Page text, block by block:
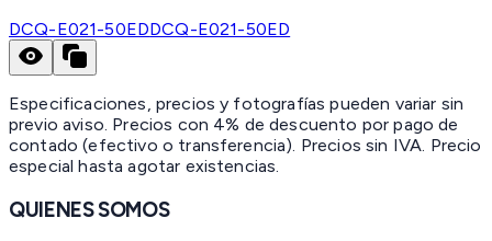
DCQ-E021-50EDDCQ-E021-50ED
Especificaciones, precios y fotografías pueden variar sin
previo aviso. Precios con 4% de descuento por pago de
contado (efectivo o transferencia). Precios sin IVA. Precio
especial hasta agotar existencias.
QUIENES SOMOS